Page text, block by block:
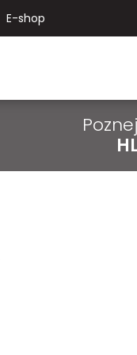
E-shop